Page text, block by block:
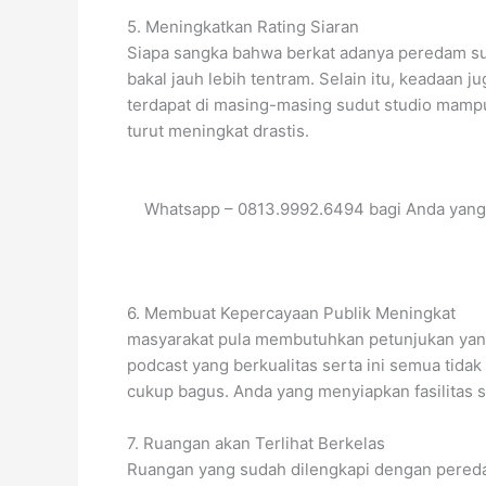
5. Meningkatkan Rating Siaran
Siapa sangka bahwa berkat adanya peredam
bakal jauh lebih tentram. Selain itu, keadaan
terdapat di masing-masing sudut studio
turut meningkat drastis.
Whatsapp – 0813.9992.6494 bagi Anda
6. Membuat Kepercayaan Publik Meningkat
masyarakat pula membutuhkan petunjukan
podcast yang berkualitas serta ini semua
cukup bagus. Anda yang menyiapkan fasilitas
7. Ruangan akan Terlihat Berkelas
Ruangan yang sudah dilengkapi dengan